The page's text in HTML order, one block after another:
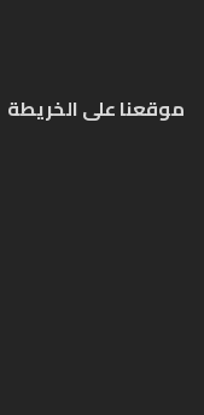
موقعنا على الخريطة